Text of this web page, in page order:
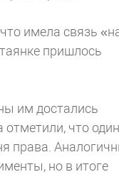
имела связь
пришлось
им достались
что
права.
но в итоге